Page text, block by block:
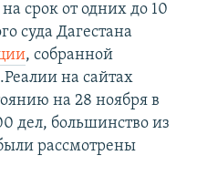
срок от одних до 10
суда Дагестана
, собранной
на сайтах
на 28 ноября в
дел, большинство из
рассмотрены